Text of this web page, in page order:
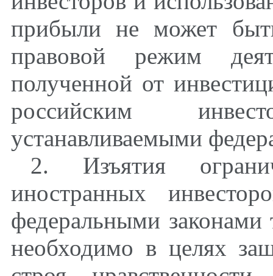
прибыли не может
правовой режим
полученной от
российским
устанавливаемыми
2. Изъятия
иностранных
федеральными законами
необходимо в целях